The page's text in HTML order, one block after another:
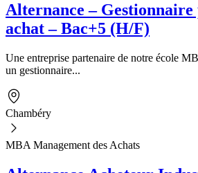
Alternance –
achat – Bac+5 (H/F)
Une entreprise partenaire de notre école
un gestionnaire...
Chambéry
MBA Management des Achats